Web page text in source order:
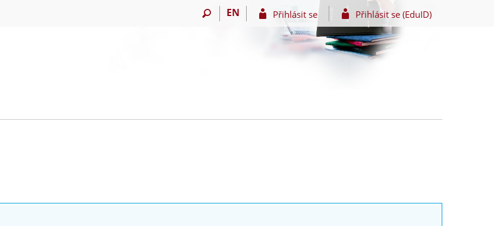
EN Přihlásit se Přihlásit se (EduID)